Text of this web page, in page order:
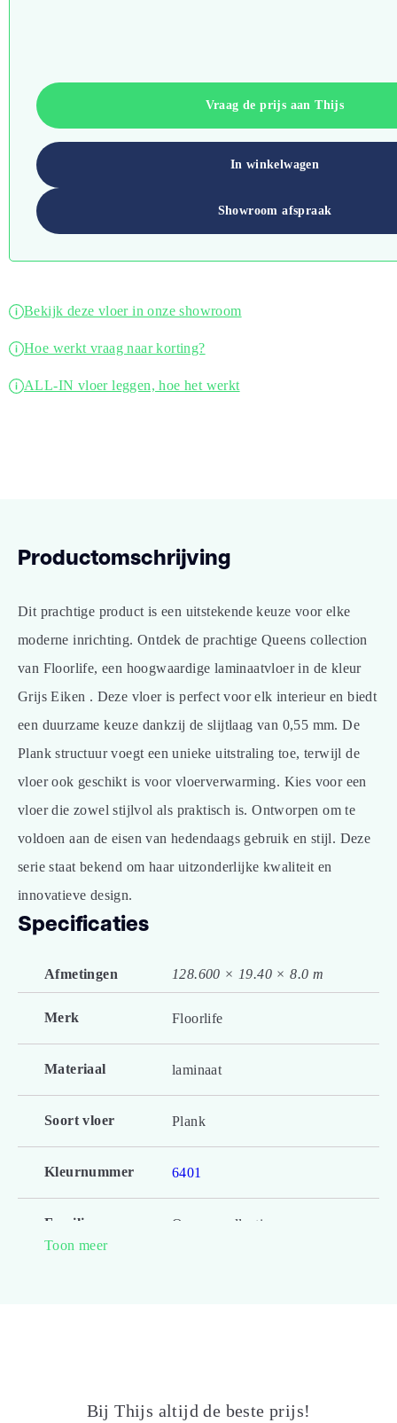
Vraag de prijs aan Thijs
In winkelwagen
Showroom afspraak
Bekijk deze vloer in onze showroom
Hoe werkt vraag naar korting?
ALL-IN vloer leggen, hoe het werkt
Productomschrijving
Dit prachtige product is een uitstekende keuze voor elke
moderne inrichting. Ontdek de prachtige Queens collection
van Floorlife, een hoogwaardige laminaatvloer in de kleur
Grijs Eiken . Deze vloer is perfect voor elk interieur en biedt
een duurzame keuze dankzij de slijtlaag van 0,55 mm. De
Plank structuur voegt een unieke uitstraling toe, terwijl de
vloer ook geschikt is voor vloerverwarming. Kies voor een
vloer die zowel stijlvol als praktisch is. Ontworpen om te
voldoen aan de eisen van hedendaags gebruik en stijl. Deze
serie staat bekend om haar uitzonderlijke kwaliteit en
innovatieve design.
Specificaties
Afmetingen 128.600 × 19.40 × 8.0 m
Merk Floorlife
Materiaal laminaat
Soort vloer Plank
Kleurnummer 6401
Familienaam Queens collection
Toon meer
Bij Thijs altijd de beste prijs!